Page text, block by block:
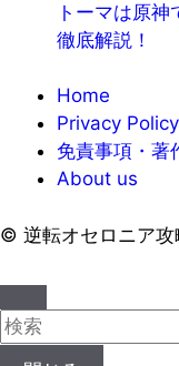
トーマは原
徹底解説！
Home
Privacy Policy
免責事項・著
About us
© 逆転オセロニア